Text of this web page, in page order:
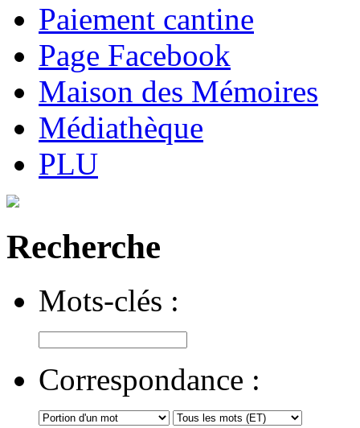
Paiement cantine
Page Facebook
Maison des Mémoires
Médiathèque
PLU
Recherche
Mots-clés :
Correspondance :